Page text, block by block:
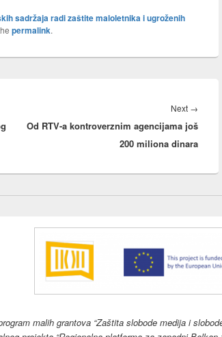
sadržaja radi zaštite maloletnika i ugroženih
permalink.
Next →
post:
Od RTV-a kontroverznim agencijama još
200 miliona dinara
malih grantova “Zaštita slobode medija i